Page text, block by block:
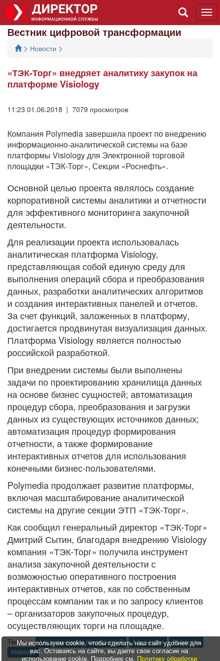
Вестник цифровой трансформации
> Новости >
«ТЭК-Торг» внедряет аналитику закупок на
платформе Visiology
11:23 01.06.2018 | 7079 просмотров
Компания Polymedia завершила проект по внедрению
информационно-аналитической системы на базе
платформы Visiology для Электронной торговой
площадки «ТЭК-Торг», Секции «Роснефть».
Основной целью проекта являлось создание
корпоративной системы аналитики и отчетности
для эффективного мониторинга закупочной
деятельности.
Для реализации проекта использовалась
аналитическая платформа Visiology,
представляющая собой единую среду для
выполнения операций сбора и преобразования
данных, разработки аналитических алгоритмов
и создания интерактивных панелей и отчетов.
За счет функций, заложенных в платформу,
достигается продвинутая визуализация данных.
Платформа Visiology является полностью
российской разработкой.
При внедрении системы были выполнены
задачи по проектированию хранилища данных
на основе бизнес сущностей; автоматизация
процедур сбора, преобразования и загрузки
данных из существующих источников данных;
автоматизация процедур формирования
отчетности, а также формирование
интерактивных отчетов для использования
конечными бизнес-пользователями.
Polymedia продолжает развитие платформы,
включая масштабирование аналитической
системы на другие секции ЭТП «ТЭК-Торг».
Как сообщил генеральный директор «ТЭК-Торг»
Дмитрий Сытин, благодаря внедрению Visiology
компания «ТЭК-Торг» получила инструмент
анализа закупочной деятельности с
возможностью оперативного построения
интерактивных отчетов, как по собственным
процессам компании так и по запросу клиентов
– организаторов закупочных процедур,
осуществляющих торги на площадке.
Теги: Автоматизация предприятий Аналитика
Polymedia
Visiology
Мы используем cookie, чтобы сделать наш сайт удобнее для
вас. Оставаясь на сайте, вы даете свое согласие на
использование cookie. Подробнее см. Политику обработки